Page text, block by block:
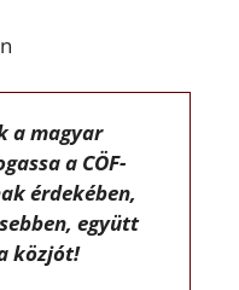
a magyar
a CÖF-
érdekében,
együtt
közjót!